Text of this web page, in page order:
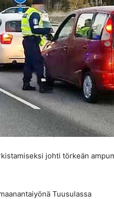
johti törkeän
Tuusulassa